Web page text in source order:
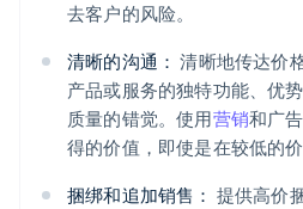
去客户的风险。
清晰的沟通： 清晰地传达价
产品或服务的独特功能、优
质量的错觉。使用营销和广
得的价值，即使是在较低的价
捆绑和追加销售： 提供高价